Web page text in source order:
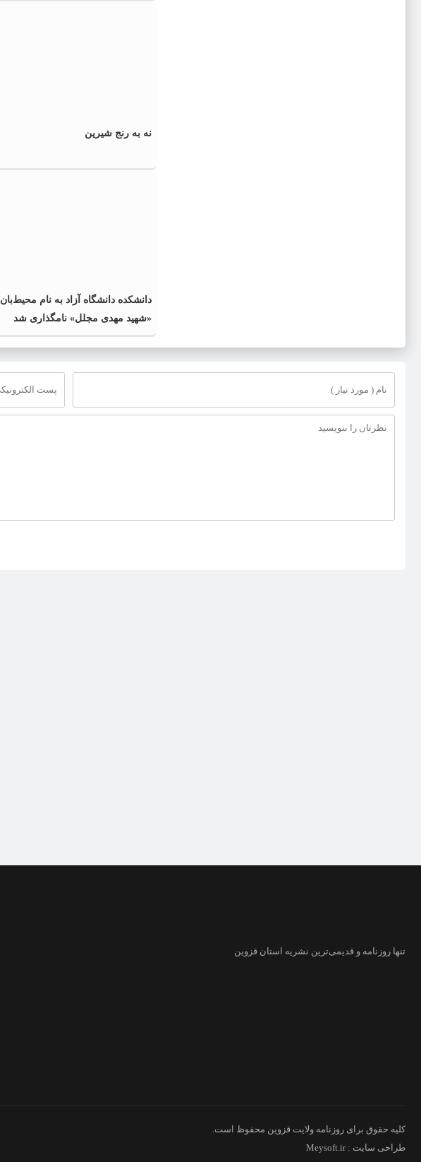
نه به رنج شیرین
دانشکده دانشگاه آزاد به نام محیط‌بان
«شهید مهدی مجلل» نامگذاری شد
تنها روزنامه و قدیمی‌ترین نشریه استان قزوین
کلیه حقوق برای روزنامه ولایت قزوین محفوظ است.
طراحی سایت : Meysoft.ir